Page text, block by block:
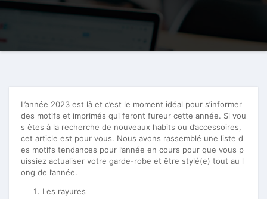
L’année 2023 est là et c’est le moment idéal pour s’informer
des motifs et imprimés qui feront fureur cette année. Si vou
s êtes à la recherche de nouveaux habits ou d’accessoires,
cet article est pour vous. Nous avons rassemblé une liste d
es motifs tendances pour l’année en cours pour que vous p
uissiez actualiser votre garde-robe et être stylé(e) tout au l
ong de l’année.
Les rayures